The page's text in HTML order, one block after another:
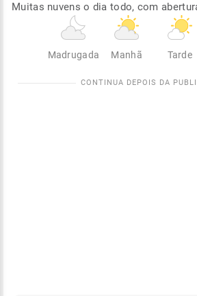
Muitas nuvens o dia todo, com
Madrugada Manhã Tarde